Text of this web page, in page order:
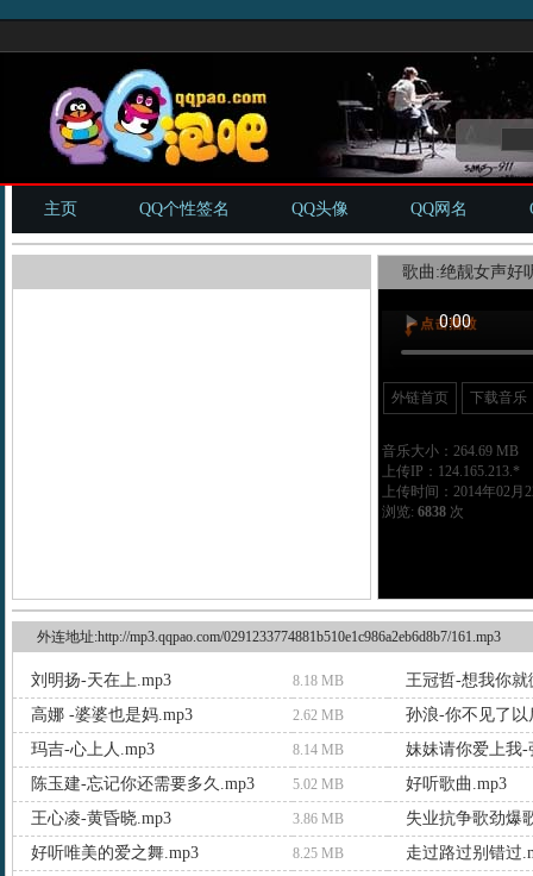
主页 QQ个性签名 QQ头像 QQ网名
歌曲:绝靓女声好
外链首页 下载音乐
音乐大小：264.69 MB
上传IP：124.165.213.*
上传时间：2014年02月
浏览: 6838次
外连地址:http://mp3.qqpao.com/0291233774881b510e1c986a2eb6d8b7/161.mp3
刘明扬-天在上.mp3 8.18 MB
王冠哲-想我你就
高娜 -婆婆也是妈.mp3
2.62 MB
孙浪-你不见了以
玛吉-心上人.mp3
8.14 MB
妹妹请你爱上我-
陈玉建-忘记你还需要多久.mp3
5.02 MB
好听歌曲.mp3
王心凌-黄昏晓.mp3
3.86 MB
失业抗争歌劲爆
好听唯美的爱之舞.mp3
8.25 MB
走过路过别错过